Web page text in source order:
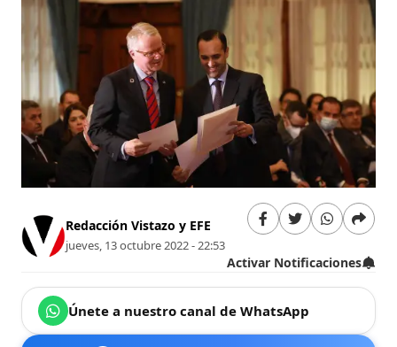
Redacción Vistazo y EFE
jueves, 13 octubre 2022 - 22:53
Activar Notificaciones
Únete a nuestro canal de WhatsApp